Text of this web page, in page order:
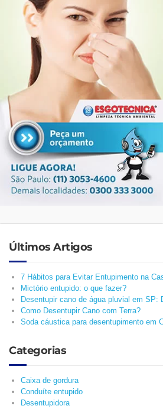
Últimos Artigos
7 Hábitos para Evitar Entupimento na
Mictório entupido: o que fazer?
Desentupir cano de água pluvial em SP:
Como Desentupir Cano com Terra?
Soda cáustica para desentupimento em
Categorias
Caixa de gordura
Conduíte entupido
Desentupidora